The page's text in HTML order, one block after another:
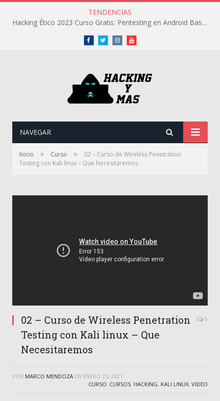
TENDENCIAS
Hacking Ético 2023 Curso Gratis: Pentesting en Android Basico
FacebookTwitterInstagramYoutube
NAVEGAR
Inicio » Curso »
02 – Curso de Wireless Penetration
Testing con Kali linux – Que Necesitaremos
02 – Curso de Wireless Penetration
Testing con Kali linux – Que
Necesitaremos
0
POR MARCO MENDOZA EN ENERO 25, 2021
CURSO, CURSOS, HACKING, KALI LINUX, VIDEO